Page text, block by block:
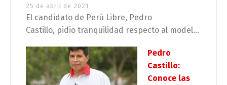
25 de abril de 2021
El candidato de Perú Libre, Pedro
Castillo, pidio tranquilidad respecto al model...
Pedro
Castillo:
Conoce las